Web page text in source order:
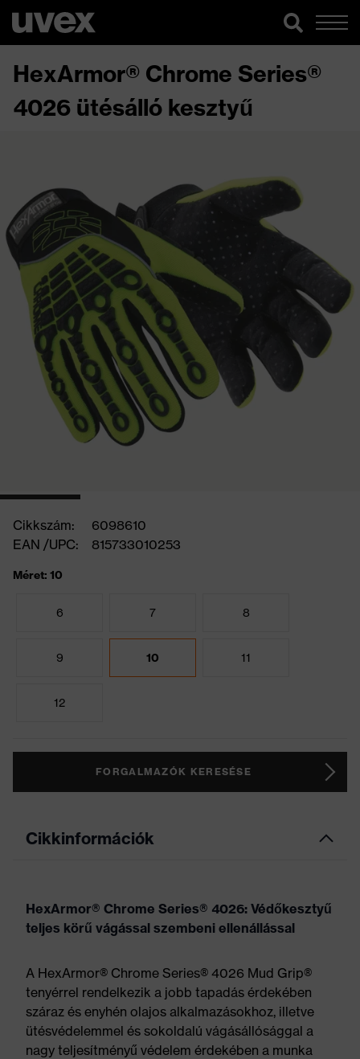
HexArmor® Chrome Series®
4026 ütésálló kesztyű
Cikkszám:
6098610
EAN /UPC:
815733010253
Méret: 10
6 7 8
9 10 11
12
FORGALMAZÓK KERESÉSE
Cikkinformációk
HexArmor® Chrome Series® 4026: Védőkesztyű
teljes körű vágással szembeni ellenállással
A HexArmor® Chrome Series® 4026 Mud Grip®
tenyérrel rendelkezik a jobb tapadás érdekében
száraz és enyhén olajos alkalmazásokhoz, illetve
ütésvédelemmel és sokoldalú vágásállósággal a
nagy teljesítményű védelem érdekében a munka